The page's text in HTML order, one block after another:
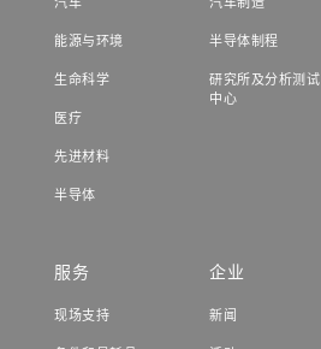
汽车
能源与环境
生命科学
医疗
先进材料
半导体
汽车制造
半导体制程
研究所及分析测试
中心
服务
现场支持
企业
新闻